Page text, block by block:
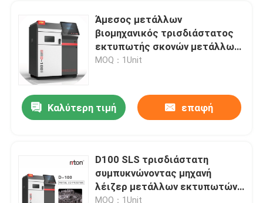
Άμεσος μετάλλων
βιομηχανικός τρισδιάστατος
εκτυπωτής σκονών μετάλλων
Cocr μηχανών λέιζερ
MOQ：1Unit
Καλύτερη τιμή επαφή
D100 SLS τρισδιάστατη
συμπυκνώνοντας μηχανή
λέιζερ μετάλλων εκτυπωτών
εκλεκτική για το ασημένιο
MOQ：1Unit